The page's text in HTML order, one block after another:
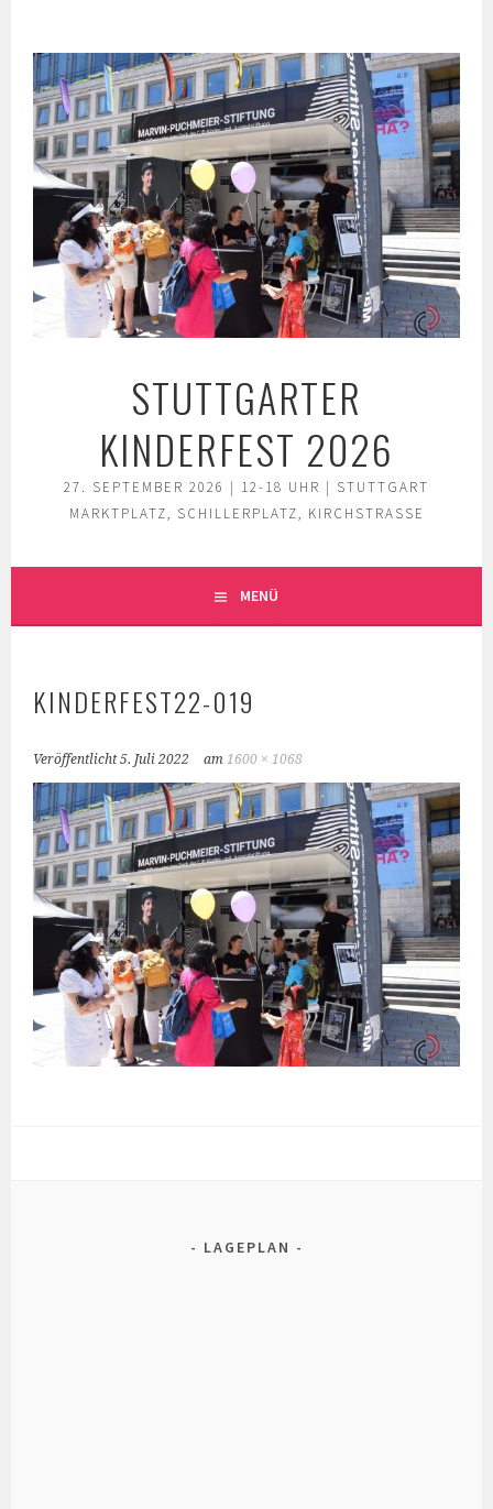
Inhalt
STUTTGARTER
KINDERFEST 2026
27. SEPTEMBER 2026 | 12-18 UHR | STUTTGART
MARKTPLATZ, SCHILLERPLATZ, KIRCHSTRASSE
MENÜ
KINDERFEST22-019
Veröffentlicht5. Juli 2022 am 1600 × 1068
LAGEPLAN